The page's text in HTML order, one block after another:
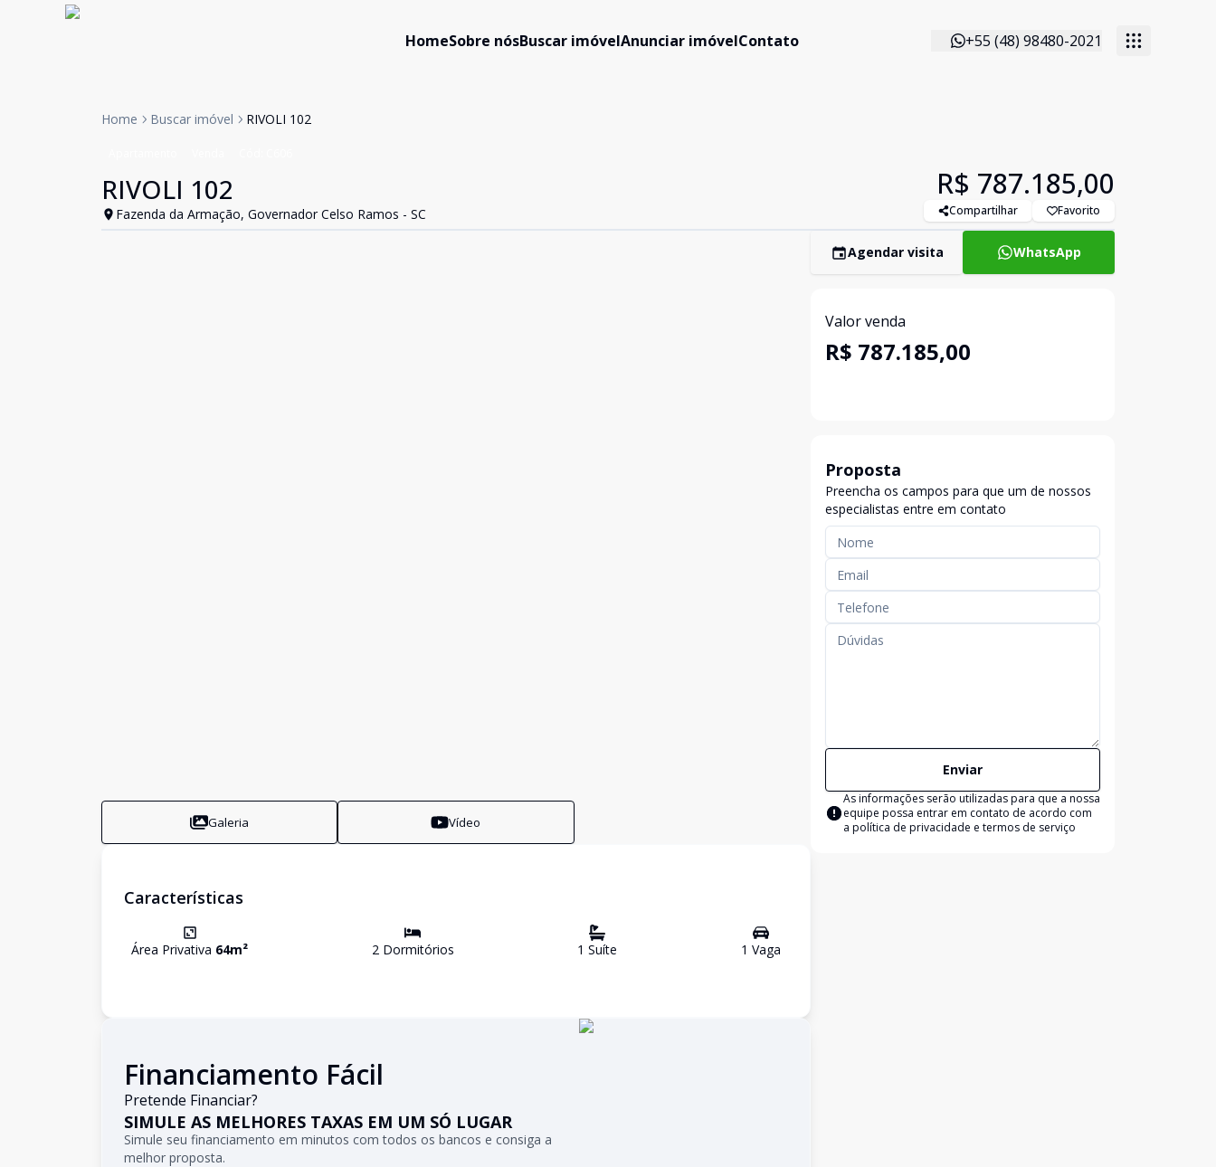
HomeSobre nósBuscar imóvelAnunciar imóvelContato +55 (48) 98480-2021
Home Buscar imóvel RIVOLI 102
RIVOLI 102
Fazenda da Armação, Governador Celso Ramos - SC
R$ 787.185,00
Compartilhar Favorito
Galeria Vídeo
Características
Área Privativa 64m² 2Dormitórios 1 Suíte 1 Vaga
Financiamento Fácil
Pretende Financiar?
SIMULE AS MELHORES TAXAS EM UM SÓ LUGAR
Simule seu financiamento em minutos com todos os bancos e consiga a
melhor proposta.
Agendar visita WhatsApp
Valor venda
R$ 787.185,00
Proposta
Preencha os campos para que um de nossos
especialistas entre em contato
Enviar
As informações serão utilizadas para que a nossa
equipe possa entrar em contato de acordo com
a política de privacidade e termos de serviço